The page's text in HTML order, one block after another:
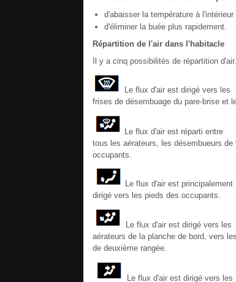
d'abaisser la température à
d'éliminer la buée plus rapidement.
Répartition de l'air dans l'habitacle
Il y a cinq possibilités de répartition
Le flux d'air est dirigé vers les
frises de désembuage du pare-brise et
Le flux d'air est réparti entre
tous les aérateurs, les désembueurs
occupants.
Le flux d'air est principalement
dirigé vers les pieds des occupants.
Le flux d'air est dirigé vers les
aérateurs de la planche de bord, vers
de deuxième rangée.
Le flux d'air est dirigé vers les